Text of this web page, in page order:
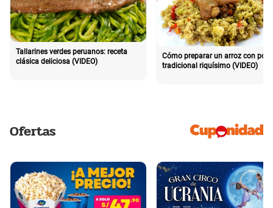
Tallarines verdes peruanos: receta
clásica deliciosa (VIDEO)
Cómo preparar un arroz con pollo
tradicional riquísimo (VIDEO)
Ofertas